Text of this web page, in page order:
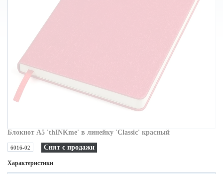
Блокнот A5 'thINKme' в линейку 'Classic' красный
6016-02 Снят с продажи
Характеристики